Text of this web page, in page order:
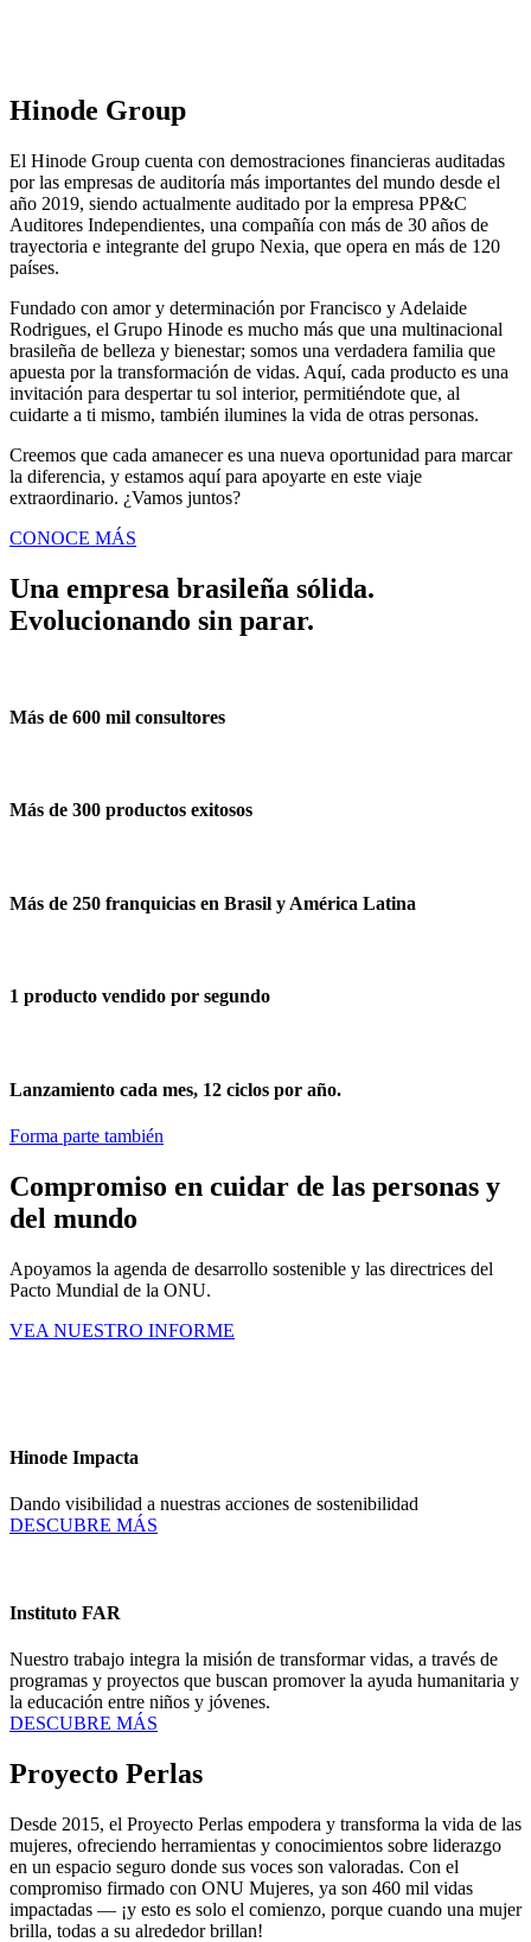
Hinode Group
El Hinode Group cuenta con demostraciones financieras auditadas
por las empresas de auditoría más importantes del mundo desde el
año 2019, siendo actualmente auditado por la empresa PP&C
Auditores Independientes, una compañía con más de 30 años de
trayectoria e integrante del grupo Nexia, que opera en más de 120
países.
Fundado con amor y determinación por Francisco y Adelaide
Rodrigues, el Grupo Hinode es mucho más que una multinacional
brasileña de belleza y bienestar; somos una verdadera familia que
apuesta por la transformación de vidas. Aquí, cada producto es una
invitación para despertar tu sol interior, permitiéndote que, al
cuidarte a ti mismo, también ilumines la vida de otras personas.
Creemos que cada amanecer es una nueva oportunidad para marcar
la diferencia, y estamos aquí para apoyarte en este viaje
extraordinario. ¿Vamos juntos?
CONOCE MÁS
Una empresa brasileña sólida.
Evolucionando sin parar.
Más de 600 mil consultores
Más de 300 productos exitosos
Más de 250 franquicias en Brasil y América Latina
1 producto vendido por segundo
Lanzamiento cada mes, 12 ciclos por año.
Forma parte también
Compromiso en cuidar de las personas y
del mundo
Apoyamos la agenda de desarrollo sostenible y las directrices del
Pacto Mundial de la ONU.
VEA NUESTRO INFORME
Hinode Impacta
Dando visibilidad a nuestras acciones de sostenibilidad
DESCUBRE MÁS
Instituto FAR
Nuestro trabajo integra la misión de transformar vidas, a través de
programas y proyectos que buscan promover la ayuda humanitaria y
la educación entre niños y jóvenes.
DESCUBRE MÁS
Proyecto Perlas
Desde 2015, el Proyecto Perlas empodera y transforma la vida de las
mujeres, ofreciendo herramientas y conocimientos sobre liderazgo
en un espacio seguro donde sus voces son valoradas. Con el
compromiso firmado con ONU Mujeres, ya son 460 mil vidas
impactadas — ¡y esto es solo el comienzo, porque cuando una mujer
brilla, todas a su alrededor brillan!